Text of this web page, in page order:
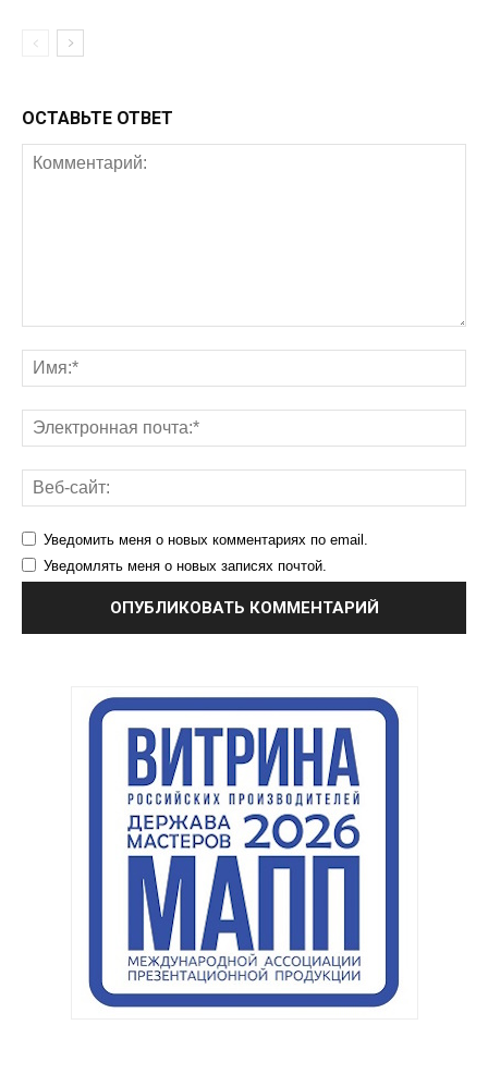
ОСТАВЬТЕ ОТВЕТ
Уведомить меня о новых комментариях по email.
Уведомлять меня о новых записях почтой.